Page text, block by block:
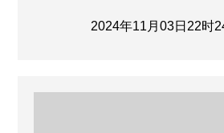
2024年11月03日22时